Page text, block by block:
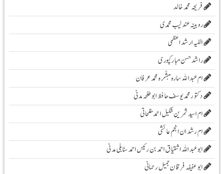
فریحہ محمد خالد
روبینہ عندلیب محمدی
الفیہ ارشد اعظمی
راشد حسن مبارکپوری
ام عبداللہ سارہ مبشّرہ محمد عرفان
دکتور محمد یوسف حافظ ابو طلحہ مدنی
ام اسید ثمرین شکیل احمد مفلحاتی
ام رشدان انجم عائشی
ابو عبد اللہ اشتیاق احمد بن رئیس احمد سنابلی مدنی
ابو عفیفہ فرقان جمیل رحمانی